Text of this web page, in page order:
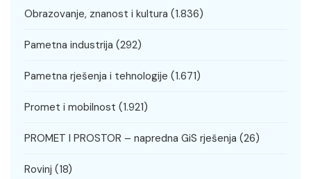
Obrazovanje, znanost i kultura (1.836)
Pametna industrija (292)
Pametna rješenja i tehnologije (1.671)
Promet i mobilnost (1.921)
PROMET I PROSTOR – napredna GiS rješenja (26)
Rovinj (18)